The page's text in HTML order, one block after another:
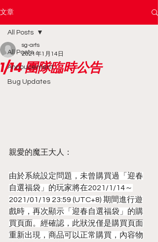
文章
All Posts
Annoucement
Bug Updates
All Posts
1/14 團隊臨時公告
sg-arts
2021年1月14日
親愛的魔王大人：
由於系統設定問題，未曾購買過「迎春
自選福袋」的玩家將在2021/1/14～
2021/01/19 23:59 (UTC+8) 期間進行遊
戲時，再次顯示「迎春自選福袋」的購
買頁面。經確認，此狀況僅是購買頁面
重新出現，商品可以正常購買，內容物